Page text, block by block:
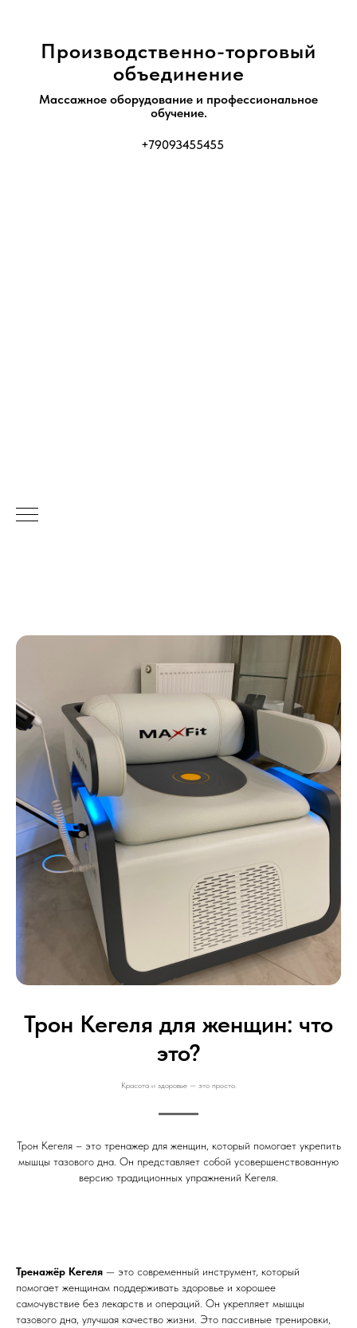
Производственно-торговый
объединение
Массажное оборудование и профессиональное
обучение.
+79093455455
Трон Кегеля для женщин: что
это?
Красота и здоровье — это просто.
Трон Кегеля – это тренажер для женщин, который помогает укрепить
мышцы тазового дна. Он представляет собой усовершенствованную
версию традиционных упражнений Кегеля.
Тренажёр Кегеля — это современный инструмент, который
помогает женщинам поддерживать здоровье и хорошее
самочувствие без лекарств и операций. Он укрепляет мышцы
тазового дна, улучшая качество жизни. Это пассивные тренировки,